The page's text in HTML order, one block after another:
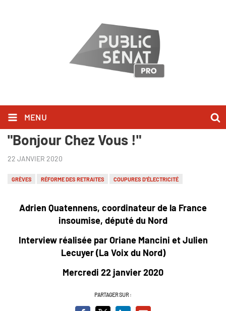
MENU
Adrien Quatennens l'a dit dans
"Bonjour Chez Vous !"
22 JANVIER 2020
GRÈVES RÉFORME DES RETRAITES COUPURES D'ÉLECTRICITÉ
Adrien Quatennens, coordinateur de la France
insoumise, député du Nord
Interview réalisée par Oriane Mancini etJulien
Lecuyer (La Voix du Nord)
Mercredi 22 janvier 2020
PARTAGER SUR :